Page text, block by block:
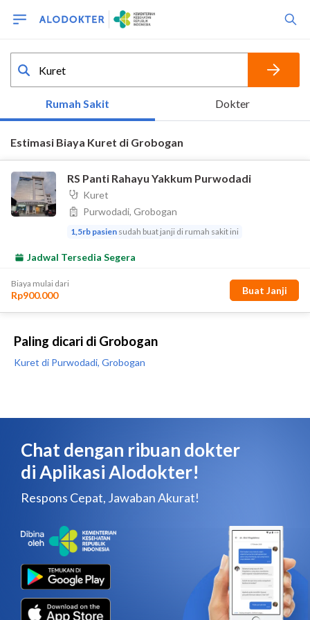
Paling dicari di Grobogan
Kuret di Purwodadi, Grobogan